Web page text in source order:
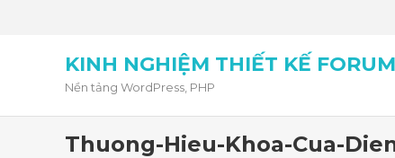
KINH NGHIỆM THIẾT KẾ FORUM
Nền tảng WordPress, PHP
Thuong-Hieu-Khoa-Cua-